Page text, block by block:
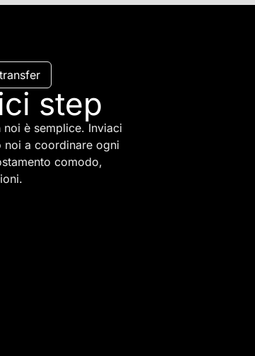
step
è semplice. Inviaci
noi a coordinare ogni
comodo,